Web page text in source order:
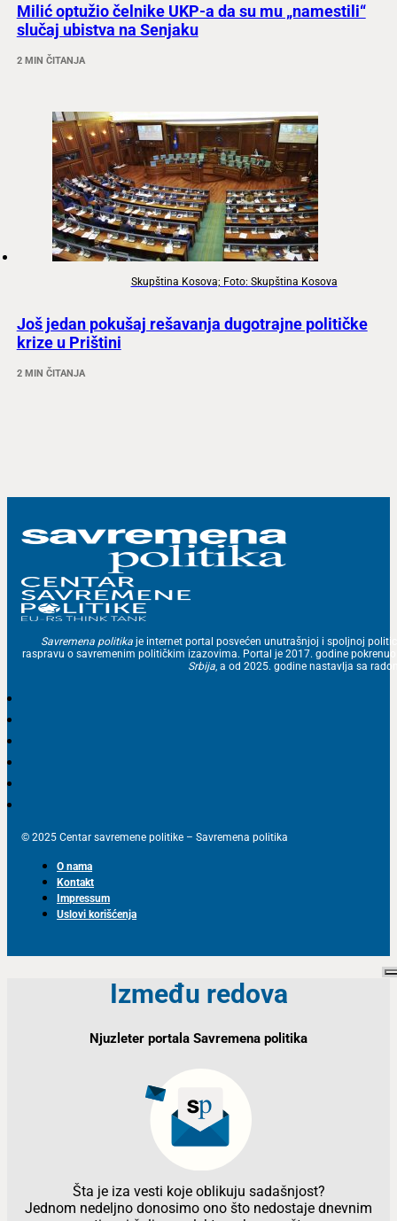
Milić optužio čelnike UKP-a da su mu „namestili“
slučaj ubistva na Senjaku
2 MIN ČITANJA
Skupština Kosova; Foto: Skupština Kosova
Još jedan pokušaj rešavanja dugotrajne političke
krize u Prištini
2 MIN ČITANJA
Savremena politika je internet portal posvećen unutrašnjoj i spoljnoj
raspravu o savremenim političkim izazovima. Portal je 2017. godine
Srbija, a od 2025. godine nastavlja sa
© 2025 Centar savremene politike – Savremena politika
O nama
Kontakt
Impressum
Uslovi korišćenja
Između redova
Njuzleter portala Savremena politika
Šta je iza vesti koje oblikuju sadašnjost?
Jednom nedeljno donosimo ono što nedostaje dnevnim